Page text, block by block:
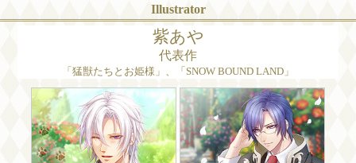
Illustrator
紫あや
代表作
「猛獣たちとお姫様」、「SNOW BOUND LAND」